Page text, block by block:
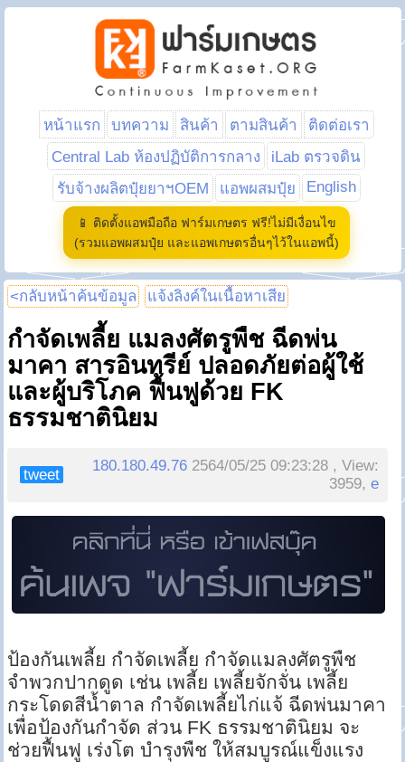
หน้าแรก บทความ สินค้า ตามสินค้า
ติดต่อเรา
Central Lab ห้องปฏิบัติการกลาง
iLab ตรวจดิน
รับจ้างผลิตปุ๋ยยาฯOEM
แอพผสมปุ๋ย English
📱 ติดตั้งแอพมือถือ ฟาร์มเกษตร ฟรี!ไม่มีเงื่อนไข
(รวมแอพผสมปุ๋ย และแอพเกษตรอื่นๆไว้ในแอพนี้)
<กลับหน้าค้นข้อมูล แจ้งลิงค์ในเนื้อหาเสีย
กำจัดเพลี้ย แมลงศัตรูพืช ฉีดพ่น
มาคา สารอินทรีย์ ปลอดภัยต่อผู้ใช้
และผู้บริโภค ฟื้นฟูด้วย FK
ธรรมชาตินิยม
tweet
180.180.49.76 2564/05/25 09:23:28 , View:
3959,e
ป้องกันเพลี้ย กำจัดเพลี้ย กำจัดแมลงศัตรูพืช
จำพวกปากดูด เช่น เพลี้ย เพลี้ยจักจั่น เพลี้ย
กระโดดสีน้ำตาล กำจัดเพลี้ยไก่แจ้ ฉีดพ่นมาคา
เพื่อป้องกันกำจัด ส่วน FK ธรรมชาตินิยม จะ
ช่วยฟื้นฟู เร่งโต บำรุงพืช ให้สมบูรณ์แข็งแรง